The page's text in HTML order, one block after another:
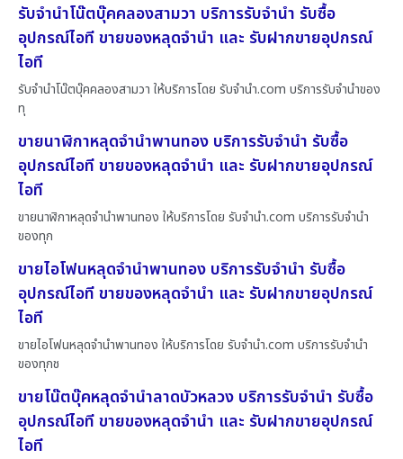
รับจำนำโน๊ตบุ๊คคลองสามวา บริการรับจำนำ รับซื้อ
อุปกรณ์ไอที ขายของหลุดจำนำ และ รับฝากขายอุปกรณ์
ไอที
รับจำนำโน๊ตบุ๊คคลองสามวา ให้บริการโดย รับจํานํา.com บริการรับจำนำของ
ทุ
ขายนาฬิกาหลุดจำนำพานทอง บริการรับจำนำ รับซื้อ
อุปกรณ์ไอที ขายของหลุดจำนำ และ รับฝากขายอุปกรณ์
ไอที
ขายนาฬิกาหลุดจำนำพานทอง ให้บริการโดย รับจํานํา.com บริการรับจำนำ
ของทุก
ขายไอโฟนหลุดจำนำพานทอง บริการรับจำนำ รับซื้อ
อุปกรณ์ไอที ขายของหลุดจำนำ และ รับฝากขายอุปกรณ์
ไอที
ขายไอโฟนหลุดจำนำพานทอง ให้บริการโดย รับจํานํา.com บริการรับจำนำ
ของทุกช
ขายโน๊ตบุ๊คหลุดจำนำลาดบัวหลวง บริการรับจำนำ รับซื้อ
อุปกรณ์ไอที ขายของหลุดจำนำ และ รับฝากขายอุปกรณ์
ไอที